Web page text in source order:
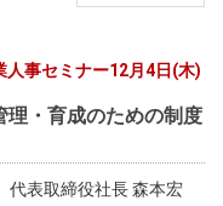
人事セミナー12月4日(木)
理・育成のための制度
代表取締役社長 森本宏